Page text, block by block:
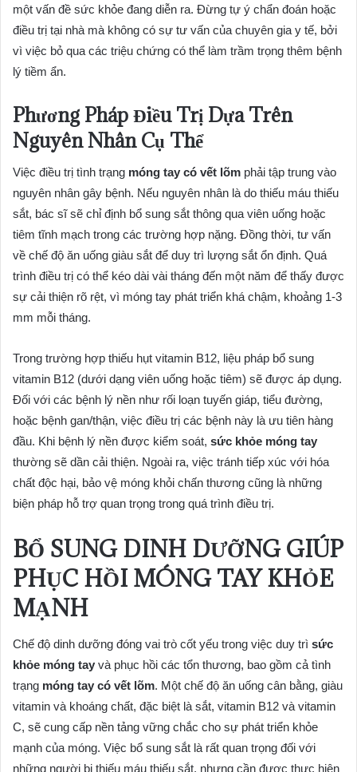
một vấn đề sức khỏe đang diễn ra. Đừng tự ý chẩn đoán hoặc
điều trị tại nhà mà không có sự tư vấn của chuyên gia y tế, bởi
vì việc bỏ qua các triệu chứng có thể làm trầm trọng thêm bệnh
lý tiềm ẩn.
Phương Pháp Điều Trị Dựa Trên
Nguyên Nhân Cụ Thể
Việc điều trị tình trạng móng tay có vết lõm phải tập trung vào
nguyên nhân gây bệnh. Nếu nguyên nhân là do thiếu máu thiếu
sắt, bác sĩ sẽ chỉ định bổ sung sắt thông qua viên uống hoặc
tiêm tĩnh mạch trong các trường hợp nặng. Đồng thời, tư vấn
về chế độ ăn uống giàu sắt để duy trì lượng sắt ổn định. Quá
trình điều trị có thể kéo dài vài tháng đến một năm để thấy được
sự cải thiện rõ rệt, vì móng tay phát triển khá chậm, khoảng 1-3
mm mỗi tháng.
Trong trường hợp thiếu hụt vitamin B12, liệu pháp bổ sung
vitamin B12 (dưới dạng viên uống hoặc tiêm) sẽ được áp dụng.
Đối với các bệnh lý nền như rối loạn tuyến giáp, tiểu đường,
hoặc bệnh gan/thận, việc điều trị các bệnh này là ưu tiên hàng
đầu. Khi bệnh lý nền được kiểm soát, sức khỏe móng tay
thường sẽ dần cải thiện. Ngoài ra, việc tránh tiếp xúc với hóa
chất độc hại, bảo vệ móng khỏi chấn thương cũng là những
biện pháp hỗ trợ quan trọng trong quá trình điều trị.
BỔ SUNG DINH DƯỠNG GIÚP
PHỤC HỒI MÓNG TAY KHỎE
MẠNH
Chế độ dinh dưỡng đóng vai trò cốt yếu trong việc duy trì sức
khỏe móng tay và phục hồi các tổn thương, bao gồm cả tình
trạng móng tay có vết lõm. Một chế độ ăn uống cân bằng, giàu
vitamin và khoáng chất, đặc biệt là sắt, vitamin B12 và vitamin
C, sẽ cung cấp nền tảng vững chắc cho sự phát triển khỏe
mạnh của móng. Việc bổ sung sắt là rất quan trọng đối với
những người bị thiếu máu thiếu sắt, nhưng cần được thực hiện